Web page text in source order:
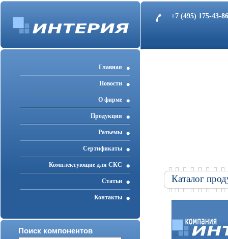
+7 (495) 175-43-
Главная
Новости
О фирме
Продукция
Разъемы
Cертификаты
Комплектующие для СКС
Статьи
Контакты
Поиск компонентов
Каталог